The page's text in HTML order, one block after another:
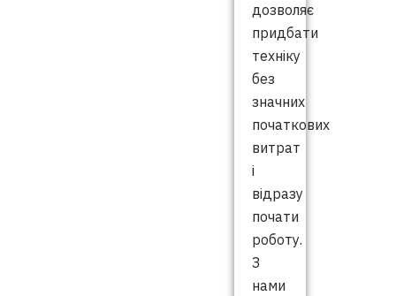
дозволяє
придбати
техніку
без
значних
початкових
витрат
і
відразу
почати
роботу.
З
нами